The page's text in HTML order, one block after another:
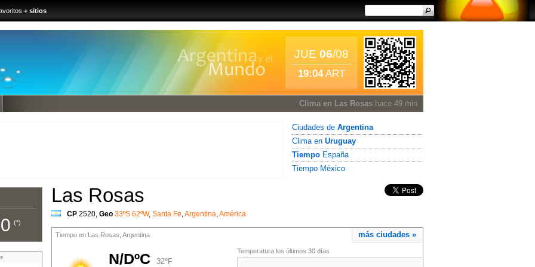
+ sitios
JUE 06/08
19:04ART
Clima en Las Rosas hace 49 min
Ciudades de Argentina
Clima en Uruguay
Tiempo España
Tiempo México
(*)
Las Rosas
CP 2520, Geo 33ºS 62ºW, Santa Fe,Argentina,América
más ciudades »
Tiempo en Las Rosas, Argentina
Temperatura los últimos 30 días
N/DºC 32ºF